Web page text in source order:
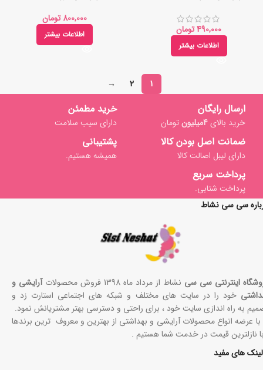
تومان
اطلاعات بیشتر
تومان
اطلاعات بیشتر
1
2
→
ارسال رایگان
خرید بالای4میلیون تومان
خرید مطمئن
دارای سیب سلامت
ضمانت اصل بودن کالا
دارای لیبل اصالت کالا
پشتیبانی
همیشه هستیم.
پرداخت سریع
پرداخت شتابی.
سی سی نشاط
اینترنتی سی سی نشاط از مرداد ماه 1398 فروش محصولات
آرایشی و
خود را در سایت های مختلف و شبکه های اجتماعی استارت زد و
به راه اندازی سایت خود ، برای راحتی و دسترسی بهتر مشتریانش نمود.
با عرضه انواع محصولات آرایشی و بهداشتی از بهترین و معروف ترین برندها
نازلترین قیمت در خدمت شما هستیم .
لینک های مفید